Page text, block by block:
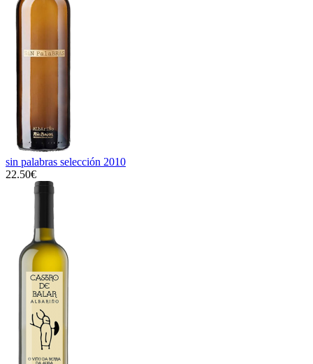
sin palabras selección 2010
22.50€